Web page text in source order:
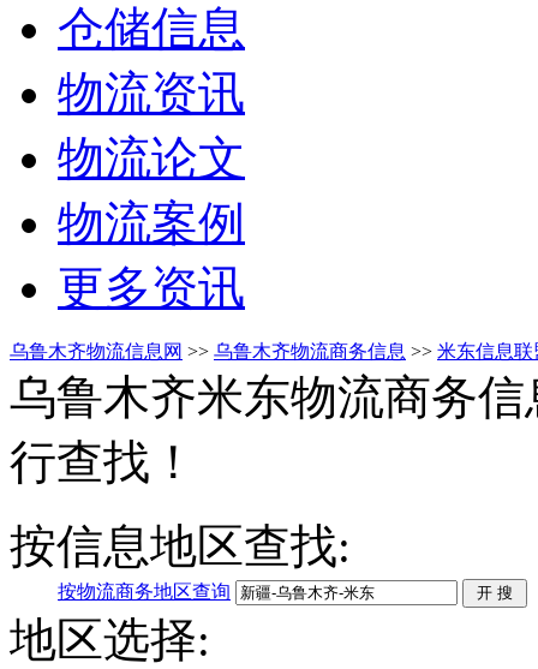
仓储信息
物流资讯
物流论文
物流案例
更多资讯
乌鲁木齐物流信息网 >> 乌鲁木齐物流商务信息 >> 米东信息
乌鲁木齐米东物流商务信
行查找！
按信息地区查找:
按物流商务地区查询
地区选择: